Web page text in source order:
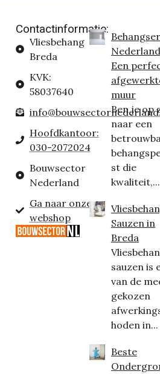
Contactinformatie:
Vliesbehang
Breda
KVK:
58037640
Hoofdkantoor:
030-2072024
Bouwsector
Nederland
Ga naar onze
webshop
Een
muur
Ben je op
naar een
st die
kwaliteit,...
Sauzen in
Breda
sauzen is
van de
gekozen
hoden in...
Beste